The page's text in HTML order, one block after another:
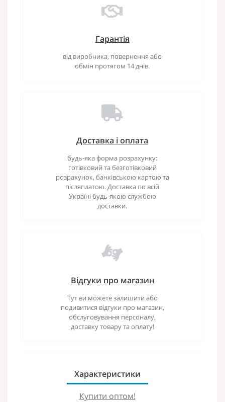
Гарантія
від виробника, повернення або
обмін протягом 14 днів.
Доставка і оплата
будь-яка форма розрахунку:
готівковий та безготівковий
розрахунок, банківською картою та
післяплатою. Доставка по всій
Україні будь-якою службою
доставки.
Відгуки про магазин
Тут ви можете залишити або
подивитися відгуки про магазин,
обслуговування персоналу,
доставку товару та оплату!
Характеристики
Купити оптом!